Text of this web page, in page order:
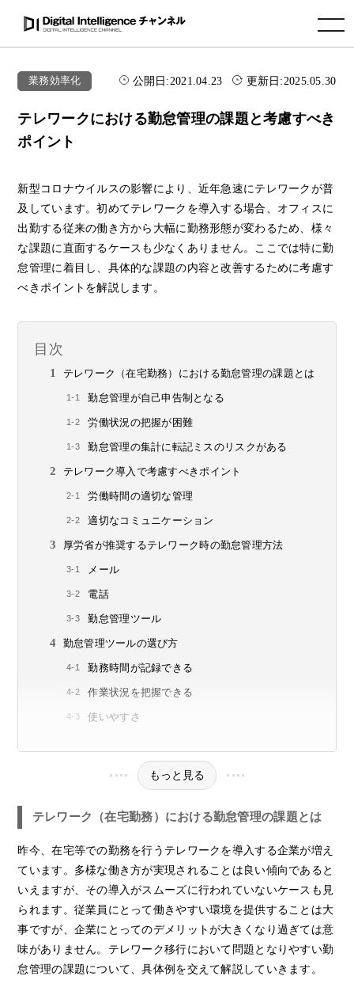
toggle navigation
業務効率化 公開日:2021.04.23 更新日:2025.05.30
テレワークにおける勤怠管理の課題と考慮すべき
ポイント
新型コロナウイルスの影響により、近年急速にテレワークが普
及しています。初めてテレワークを導入する場合、オフィスに
出勤する従来の働き方から大幅に勤務形態が変わるため、様々
な課題に直面するケースも少なくありません。ここでは特に勤
怠管理に着目し、具体的な課題の内容と改善するために考慮す
べきポイントを解説します。
目次
テレワーク（在宅勤務）における勤怠管理の課題とは
勤怠管理が自己申告制となる
労働状況の把握が困難
勤怠管理の集計に転記ミスのリスクがある
テレワーク導入で考慮すべきポイント
労働時間の適切な管理
適切なコミュニケーション
厚労省が推奨するテレワーク時の勤怠管理方法
メール
電話
勤怠管理ツール
勤怠管理ツールの選び方
勤務時間が記録できる
作業状況を把握できる
使いやすさ
もっと見る
テレワーク（在宅勤務）における勤怠管理の課題とは
昨今、在宅等での勤務を行うテレワークを導入する企業が増え
ています。多様な働き方が実現されることは良い傾向であると
いえますが、その導入がスムーズに行われていないケースも見
られます。従業員にとって働きやすい環境を提供することは大
事ですが、企業にとってのデメリットが大きくなり過ぎては意
味がありません。テレワーク移行において問題となりやすい勤
怠管理の課題について、具体例を交えて解説していきます。